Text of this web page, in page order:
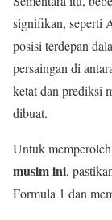
signifikan, seperti
posisi terdepan
persaingan di
ketat dan prediksi
dibuat.
Untuk
musim ini,
Formula 1 dan